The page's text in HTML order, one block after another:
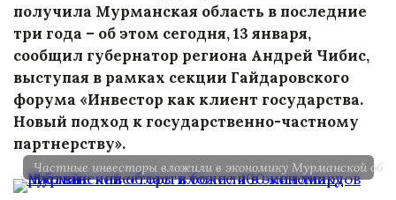
получила Мурманская область в последние
три года – об этом сегодня, 13 января,
сообщил губернатор региона Андрей Чибис,
выступая в рамках секции Гайдаровского
форума «Инвестор как клиент государства.
Новый подход к государственно-частному
партнерству».
Частные инвесторы вложили в экономику Мурманской